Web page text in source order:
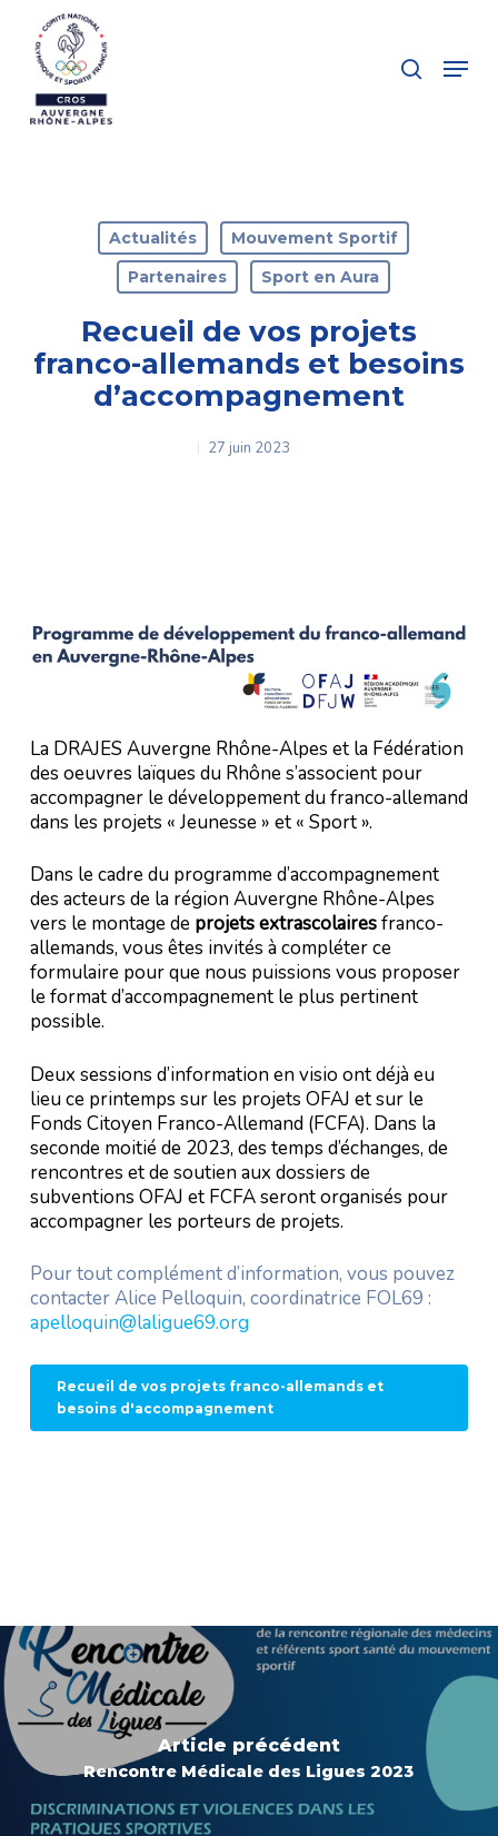
main
content
Menu
Actualités
Mouvement Sportif
Partenaires
Sport en Aura
Recueil de vos projets
franco-allemands et besoins
d’accompagnement
27 juin 2023
La DRAJES Auvergne Rhône-Alpes et la Fédération
des oeuvres laïques du Rhône s’associent pour
accompagner le développement du franco-allemand
dans les projets « Jeunesse » et « Sport ».
Dans le cadre du programme d’accompagnement
des acteurs de la région Auvergne Rhône-Alpes
vers le montage de projets extrascolairesfranco-
allemands, vous êtes invités à compléter ce
formulaire pour que nous puissions vous proposer
le format d’accompagnement le plus pertinent
possible.
Deux sessions d’information en visio ont déjà eu
lieu ce printemps sur les projets OFAJ et sur le
Fonds Citoyen Franco-Allemand (FCFA). Dans la
seconde moitié de 2023, des temps d’échanges, de
rencontres et de soutien aux dossiers de
subventions OFAJ et FCFA seront organisés pour
accompagner les porteurs de projets.
Pour tout complément d’information, vous pouvez
contacter Alice Pelloquin, coordinatrice FOL69 :
apelloquin@laligue69.org
Recueil de vos projets franco-allemands et
besoins d'accompagnement
Article précédent
Rencontre Médicale des Ligues 2023
Close